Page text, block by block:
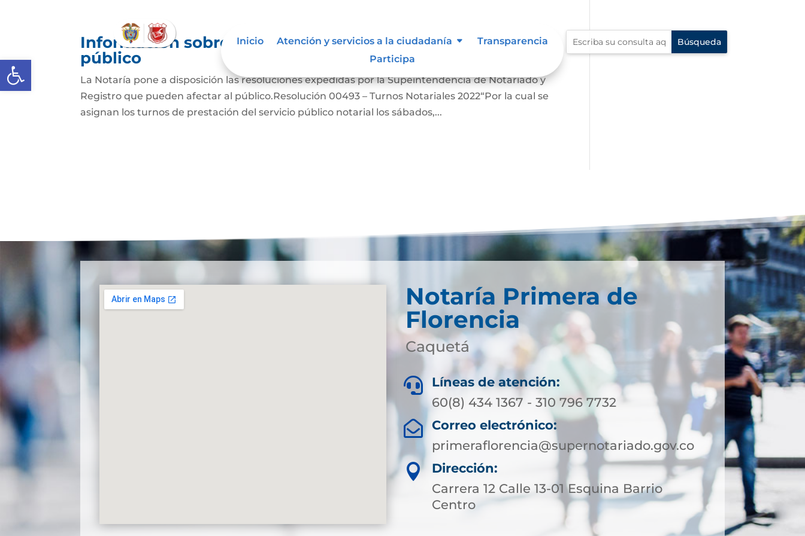
Abrir barra de herramientas
Inicio Atención y servicios a la ciudadanía
Transparencia
Participa
Información sobre decisiones que puede afectar al
público
La Notaría pone a disposición las resoluciones expedidas por la Supeintendencia de Notariado y
Registro que pueden afectar al público.Resolución 00493 – Turnos Notariales 2022“Por la cual se
asignan los turnos de prestación del servicio público notarial los sábados,...
Notaría Primera de
Florencia
Caquetá

Líneas de atención:
60(8) 434 1367 - 310 796 7732

Correo electrónico:
primeraflorencia@supernotariado.gov.co

Dirección:
Carrera 12 Calle 13-01 Esquina Barrio
Centro